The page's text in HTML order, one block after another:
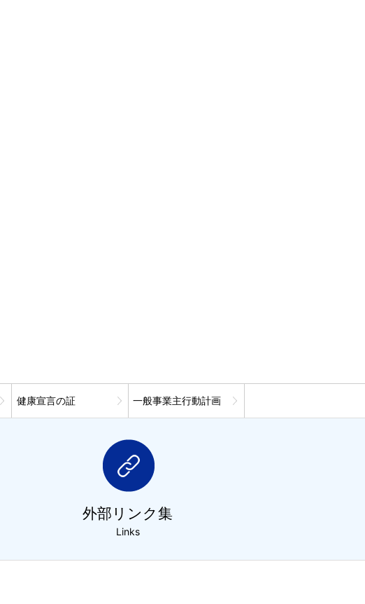
健康宣言の証 一般事業主行動計画
外部リンク集
Links